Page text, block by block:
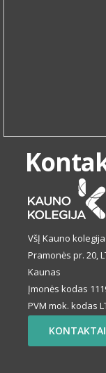
VšĮ Kauno kolegija
Pramonės pr. 20,
Kaunas
Įmonės kodas
PVM mok. kodas
KONTAKTAI